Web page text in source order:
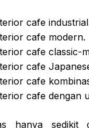
cafe
cafe modern.
cafe classic-
cafe
cafe
cafe dengan
hanya sedikit